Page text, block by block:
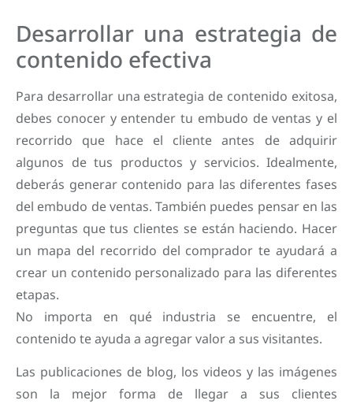
Desarrollar una estrategia de
contenido efectiva
Para desarrollar una estrategia de contenido exitosa,
debes conocer y entender tu embudo de ventas y el
recorrido que hace el cliente antes de adquirir
algunos de tus productos y servicios. Idealmente,
deberás generar contenido para las diferentes fases
del embudo de ventas. También puedes pensar en las
preguntas que tus clientes se están haciendo. Hacer
un mapa del recorrido del comprador te ayudará a
crear un contenido personalizado para las diferentes
etapas.
No importa en qué industria se encuentre, el
contenido te ayuda a agregar valor a sus visitantes.
Las publicaciones de blog, los videos y las imágenes
son la mejor forma de llegar a sus clientes